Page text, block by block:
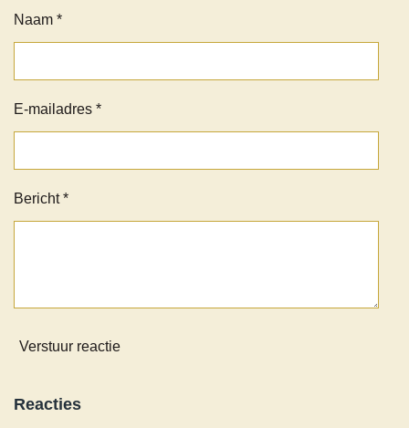
Naam *
E-mailadres *
Bericht *
Verstuur reactie
Reacties